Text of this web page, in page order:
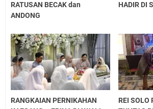
RATUSAN BECAK dan
ANDONG
HADIR DI
RANGKAIAN PERNIKAHAN
REI SOLO